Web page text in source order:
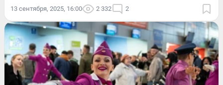
13 сентября, 2025, 16:00 2 332 2